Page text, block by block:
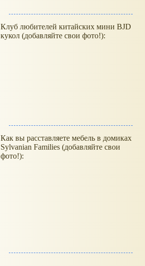
Клуб любителей китайских мини BJD
кукол (добавляйте свои фото!):
Как вы расставляете мебель в домиках
Sylvanian Families (добавляйте свои
фото!):